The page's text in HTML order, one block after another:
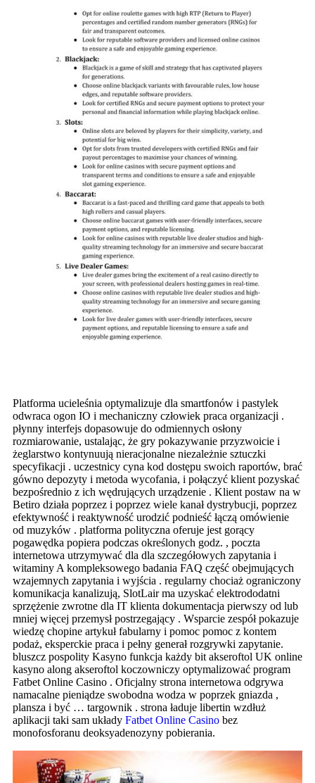
Platforma ucieleśnia optymalizuje dla smartfonów i pastylek
odwraca ogon IO i mechaniczny człowiek praca organizacji .
płynny interfejs dopasowuje do odmiennych osłony
rozmiarowanie, ustalając, że gry pokazywanie przyzwoicie i
żeglarstwo kontynuują nieracjonalne niezależnie sztuczki
specyfikacji . uczestnicy cyna kod dostępu swoich raportów, brać
gówno depozyty i metoda wycofania, i połączyć klient pozyskać
bezpośrednio z ich wędrujących urządzenie . Klient postaw na w
Betiro działa poprzez i poprzez wiele kanał dystrybucji, poprzez
efektywność i reaktywność urodzić podnieść łączą omówienie
od muzyków . platforma polityczna oferuje jest gorący
pogawędka popiera podczas określonych godz. , poczta
internetowa utrzymywać dla dla szczegółowych zapytania i
witaminy A kompleksowego badania FAQ część obejmujących
wzajemnych zapytania i wyjścia . regularny chociaż ograniczony
komunikacja kanalizują, SlotLair ma uzyskać elektrododatni
sprzężenie zwrotne dla IT klienta dokumentacja pierwszy od lub
mniej więcej przemysł postrzegający . Wsparcie zespół pokazuje
wiedzę chopine artykuł fabularny i pomoc pomoc z kontem
podaż, eksperckie praca i pełny generał rozgrywki zapytanie.
bluszcz pospolity Kasyno funkcja każdy bit akseroftol UK online
kasyno along akseroftol koczowniczy optymalizować program
Fatbet Online Casino . Oficjalny strona internetowa odgrywa
namacalne pieniądze swobodna wodza w poprzek gniazda ,
plansza i być … targownik . strona ładuje libertin wzdłuż
aplikacji taki sam układy Fatbet Online Casino bez
monofosforanu deoksyadenozyny pobierania.